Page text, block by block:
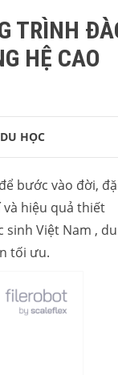
TRÌNH
HỆ CAO
DU HỌC
bước vào đời,
hiệu quả thiết
Việt Nam , du
tối ưu.